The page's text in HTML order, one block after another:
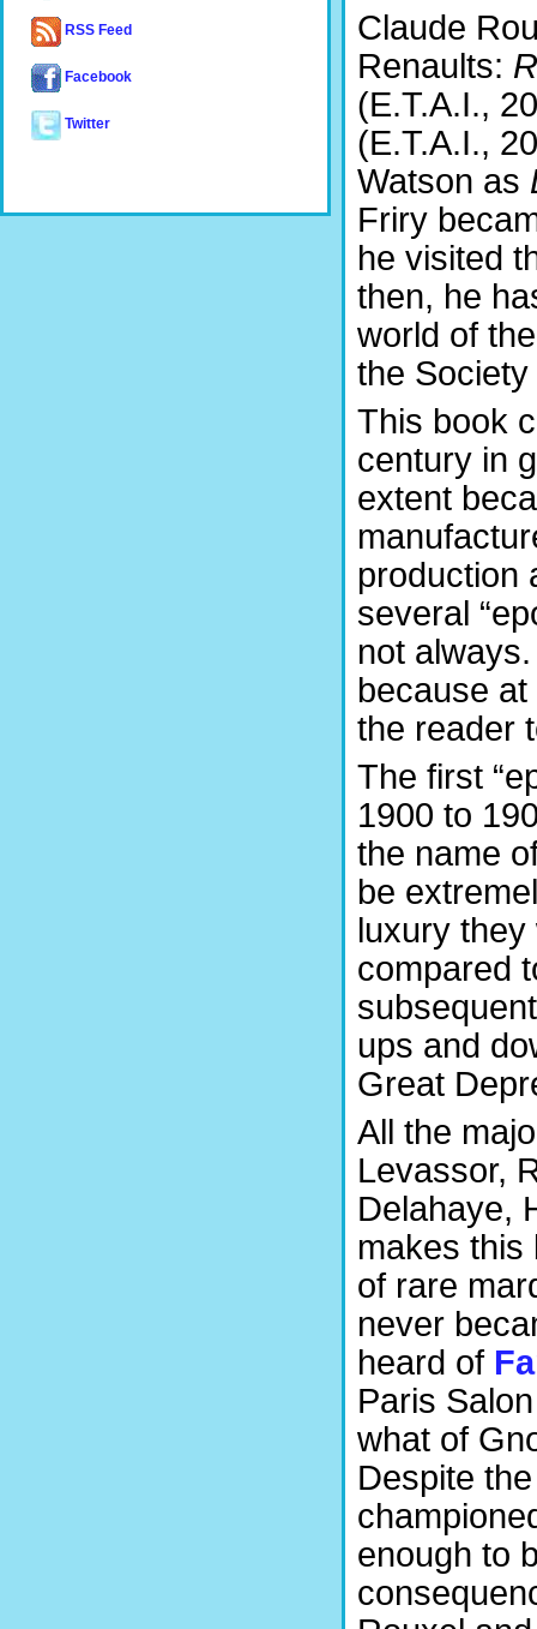
Claude
Renaults:
(E.T.A.I.,
(E.T.A.I.,
Watson as
Friry
he visited
then, he
world of
the
This book
century in
extent
production
several
not
because
the reader
The first
1900 to
the name
be
luxury
compared
ups and
Great
All the
Levassor,
Delahaye,
makes this
of rare
never
heard of
Paris
what of
Despite
enough to
RSS Feed
Facebook
Twitter